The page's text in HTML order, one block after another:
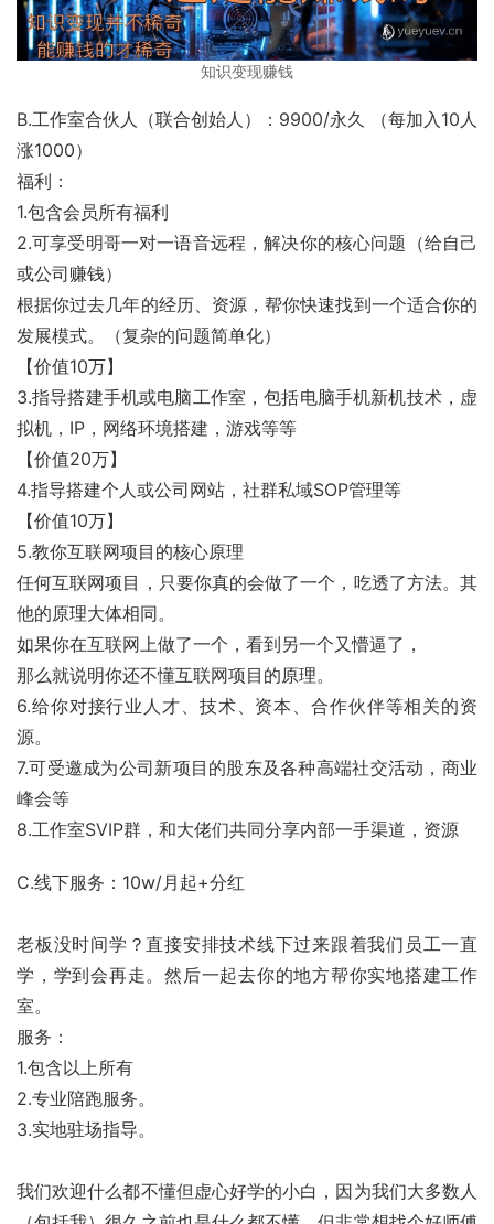
知识变现赚钱
B.工作室合伙人（联合创始人）：9900/永久 （每加入10人
涨1000）
福利：
1.包含会员所有福利
2.可享受明哥一对一语音远程，解决你的核心问题（给自己
或公司赚钱）
根据你过去几年的经历、资源，帮你快速找到一个适合你的
发展模式。（复杂的问题简单化）
【价值10万】
3.指导搭建手机或电脑工作室，包括电脑手机新机技术，虚
拟机，IP，网络环境搭建，游戏等等
【价值20万】
4.指导搭建个人或公司网站，社群私域SOP管理等
【价值10万】
5.教你互联网项目的核心原理
任何互联网项目，只要你真的会做了一个，吃透了方法。其
他的原理大体相同。
如果你在互联网上做了一个，看到另一个又懵逼了，
那么就说明你还不懂互联网项目的原理。
6.给你对接行业人才、技术、资本、合作伙伴等相关的资
源。
7.可受邀成为公司新项目的股东及各种高端社交活动，商业
峰会等
8.工作室SVIP群，和大佬们共同分享内部一手渠道，资源
C.线下服务：10w/月起+分红
老板没时间学？直接安排技术线下过来跟着我们员工一直
学，学到会再走。然后一起去你的地方帮你实地搭建工作
室。
服务：
1.包含以上所有
2.专业陪跑服务。
3.实地驻场指导。
我们欢迎什么都不懂但虚心好学的小白，因为我们大多数人